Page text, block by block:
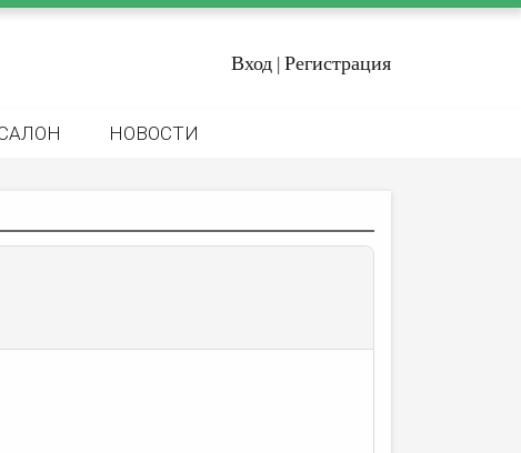
Вход | Регистрация
НОВОСТИ